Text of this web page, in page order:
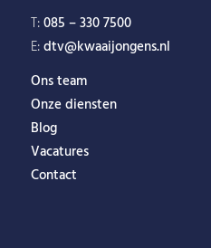
T:085 – 330 7500
E:dtv@kwaaijongens.nl
Ons team
Onze diensten
Blog
Vacatures
Contact